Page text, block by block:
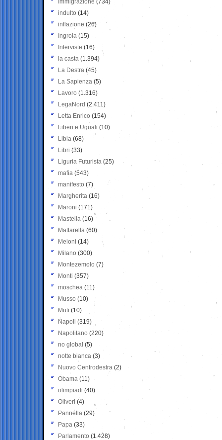
Immigrazione (734)
indulto (14)
inflazione (26)
Ingroia (15)
Interviste (16)
la casta (1.394)
La Destra (45)
La Sapienza (5)
Lavoro (1.316)
LegaNord (2.411)
Letta Enrico (154)
Liberi e Uguali (10)
Libia (68)
Libri (33)
Liguria Futurista (25)
mafia (543)
manifesto (7)
Margherita (16)
Maroni (171)
Mastella (16)
Mattarella (60)
Meloni (14)
Milano (300)
Montezemolo (7)
Monti (357)
moschea (11)
Musso (10)
Muti (10)
Napoli (319)
Napolitano (220)
no global (5)
notte bianca (3)
Nuovo Centrodestra (2)
Obama (11)
olimpiadi (40)
Oliveri (4)
Pannella (29)
Papa (33)
Parlamento (1.428)